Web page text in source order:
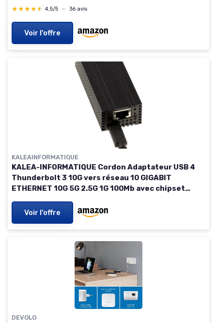
Base-T, Compatible avec Les Ports hôtes
★★★★★
★★★★★ 4,5/5 — 36 avis
Voir l'offre
KALEAINFORMATIQUE
KALEA-INFORMATIQUE Cordon Adaptateur USB 4
Thunderbolt 3 10G vers réseau 10 GIGABIT
ETHERNET 10G 5G 2.5G 1G 100Mb avec chipset
Voir l'offre
DEVOLO